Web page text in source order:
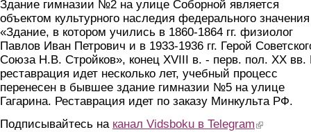
Здание гимназии №2 на улице Соборной является
объектом культурного наследия федерального значения
«Здание, в котором учились в 1860-1864 гг. физиолог
Павлов Иван Петрович и в 1933-1936 гг. Герой
Союза Н.В. Стройков», конец XVIII в. - перв. пол. XX вв.
реставрация идет несколько лет, учебный процесс
перенесен в бывшее здание гимназии №5 на улице
Гагарина. Реставрация идет по заказу Минкульта РФ.
Подписывайтесь на канал Vidsboku в Telegram (link is